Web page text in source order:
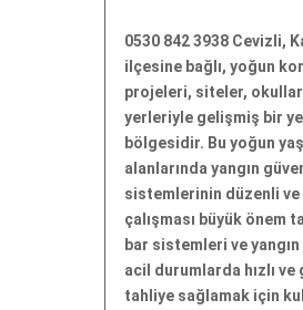
0530 842 3938 Cevizli,
ilçesine bağlı, yoğun
projeleri, siteler, okullar
yerleriyle gelişmiş bir
bölgesidir. Bu yoğun
alanlarında yangın
sistemlerinin düzenli
çalışması büyük önem
bar sistemleri ve yangın
acil durumlarda hızlı ve
tahliye sağlamak için